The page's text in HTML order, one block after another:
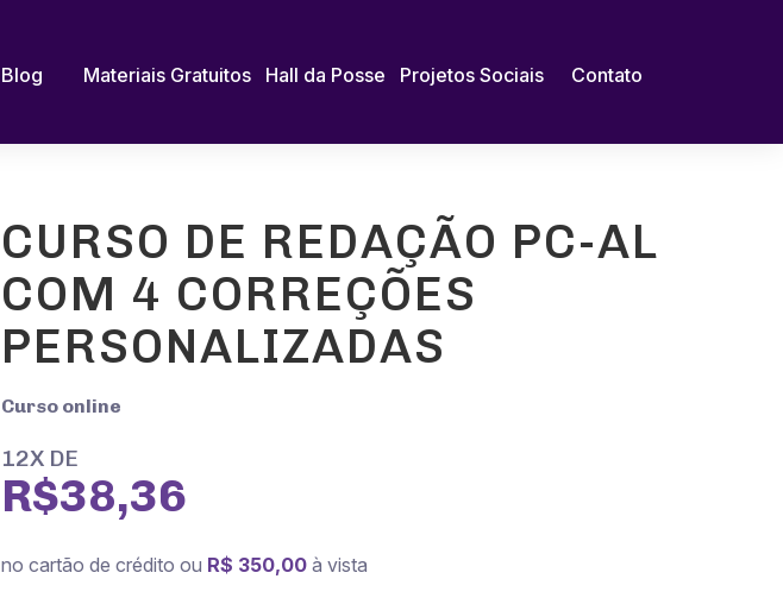
Blog Materiais Gratuitos Hall da Posse Projetos Sociais Contato
CURSO DE REDAÇÃO PC-AL
COM 4 CORREÇÕES
PERSONALIZADAS
Curso online
12X DE
R$38,36
no cartão de crédito ou R$ 350,00 à vista